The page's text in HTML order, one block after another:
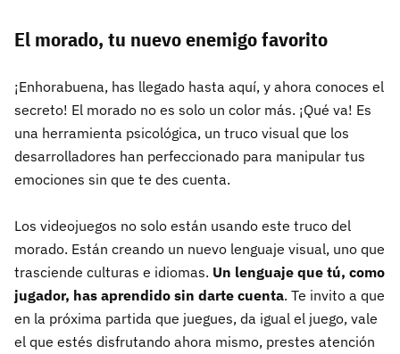
El morado, tu nuevo enemigo favorito
¡Enhorabuena, has llegado hasta aquí, y ahora conoces el
secreto! El morado no es solo un color más. ¡Qué va! Es
una herramienta psicológica, un truco visual que los
desarrolladores han perfeccionado para manipular tus
emociones sin que te des cuenta.
Los videojuegos no solo están usando este truco del
morado. Están creando un nuevo lenguaje visual, uno que
trasciende culturas e idiomas. Un lenguaje que tú, como
jugador, has aprendido sin darte cuenta. Te invito a que
en la próxima partida que juegues, da igual el juego, vale
el que estés disfrutando ahora mismo, prestes atención